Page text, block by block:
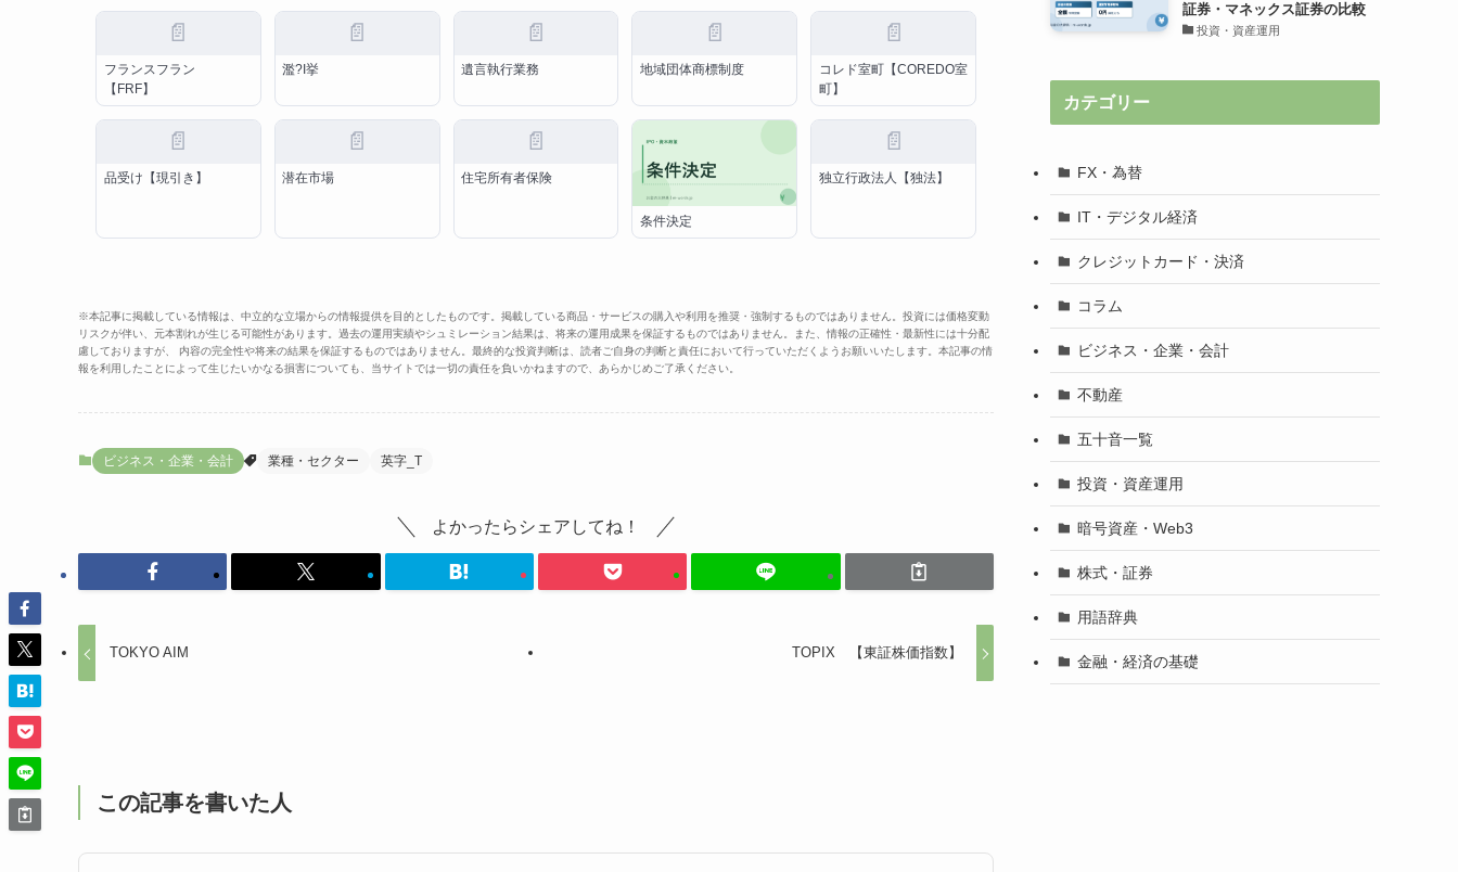
📄
フランスフラン
【FRF】
📄
濫?I挙
📄
遺言執行業務
📄
地域団体商標制度
📄
コレド室町【COREDO室
町】
📄
品受け【現引き】
📄
潜在市場
📄
住宅所有者保険
条件決定
📄
独立行政法人【独法】
※本記事に掲載している情報は、中立的な立場からの情報提供を目的としたものです。掲載している商品・サービスの購入や利用を推奨・強制するものではありません。投資には価格変動
リスクが伴い、元本割れが生じる可能性があります。過去の運用実績やシュミレーション結果は、将来の運用成果を保証するものではありません。また、情報の正確性・最新性には十分配
慮しておりますが、 内容の完全性や将来の結果を保証するものではありません。最終的な投資判断は、読者ご自身の判断と責任において行っていただくようお願いいたします。本記事の情
報を利用したことによって生じたいかなる損害についても、当サイトでは一切の責任を負いかねますので、あらかじめご了承ください。
ビジネス・企業・会計 業種・セクター 英字_T
よかったらシェアしてね！
TOKYO AIM TOPIX 【東証株価指数】
この記事を書いた人
証券・マネックス証券の比較
投資・資産運用
カテゴリー
FX・為替
IT・デジタル経済
クレジットカード・決済
コラム
ビジネス・企業・会計
不動産
五十音一覧
投資・資産運用
暗号資産・Web3
株式・証券
用語辞典
金融・経済の基礎